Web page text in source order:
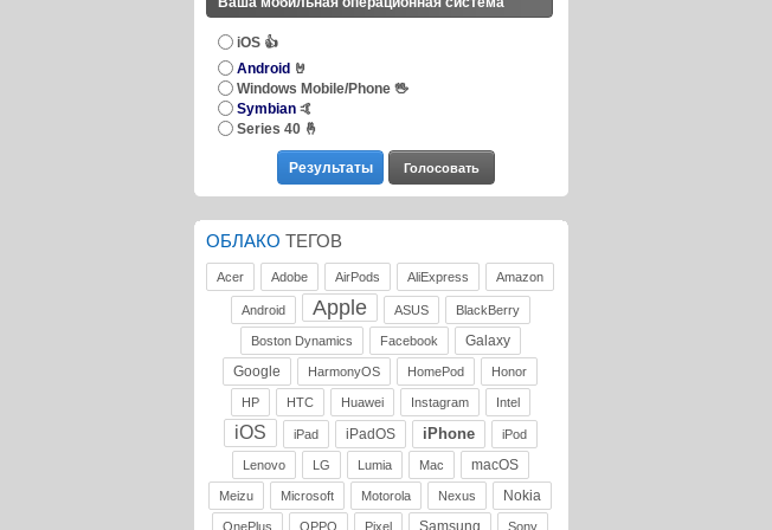
iOS 👍
Android 🤘
Windows Mobile/Phone 🖖
Symbian 🤙
Series 40 🤞
ОБЛАКО ТЕГОВ
Acer Adobe AirPods AliExpress Amazon
Android Apple ASUS BlackBerry
Boston Dynamics Facebook
Galaxy
Google
HarmonyOS HomePod Honor
HP HTC Huawei Instagram Intel
iOS iPad iPadOS iPhone iPod
Lenovo LG Lumia Mac macOS
Meizu Microsoft Motorola Nexus Nokia
OnePlus OPPO Pixel Samsung Sony